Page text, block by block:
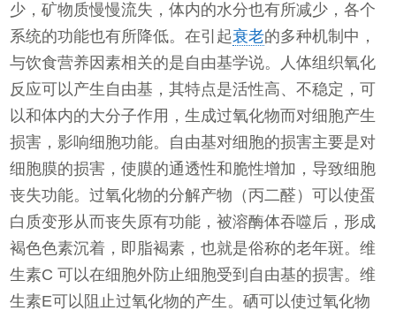
少，矿物质慢慢流失，体内的水分也有所减少，各个
系统的功能也有所降低。在引起衰老的多种机制中，
与饮食营养因素相关的是自由基学说。人体组织氧化
反应可以产生自由基，其特点是活性高、不稳定，可
以和体内的大分子作用，生成过氧化物而对细胞产生
损害，影响细胞功能。自由基对细胞的损害主要是对
细胞膜的损害，使膜的通透性和脆性增加，导致细胞
丧失功能。过氧化物的分解产物（丙二醛）可以使蛋
白质变形从而丧失原有功能，被溶酶体吞噬后，形成
褐色色素沉着，即脂褐素，也就是俗称的老年斑。维
生素C 可以在细胞外防止细胞受到自由基的损害。维
生素E可以阻止过氧化物的产生。硒可以使过氧化物